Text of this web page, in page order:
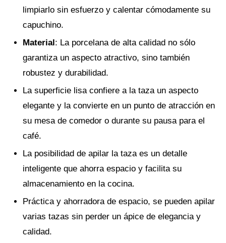
limpiarlo sin esfuerzo y calentar cómodamente su
capuchino.
Material: La porcelana de alta calidad no sólo
garantiza un aspecto atractivo, sino también
robustez y durabilidad.
La superficie lisa confiere a la taza un aspecto
elegante y la convierte en un punto de atracción en
su mesa de comedor o durante su pausa para el
café.
La posibilidad de apilar la taza es un detalle
inteligente que ahorra espacio y facilita su
almacenamiento en la cocina.
Práctica y ahorradora de espacio, se pueden apilar
varias tazas sin perder un ápice de elegancia y
calidad.